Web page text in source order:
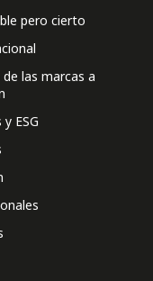
pero cierto
de las marcas a
ESG